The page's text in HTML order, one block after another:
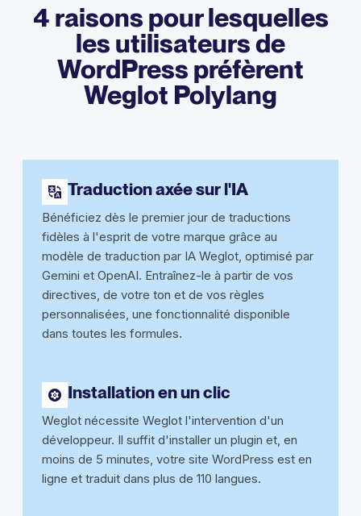
4 raisons pour lesquelles
les utilisateurs de
WordPress préfèrent
Weglot Polylang
Traduction axée sur l'IA
Bénéficiez dès le premier jour de traductions
fidèles à l'esprit de votre marque grâce au
modèle de traduction par IA Weglot, optimisé par
Gemini et OpenAI. Entraînez-le à partir de vos
directives, de votre ton et de vos règles
personnalisées, une fonctionnalité disponible
dans toutes les formules.
Installation en un clic
Weglot nécessite Weglot l'intervention d'un
développeur. Il suffit d'installer un plugin et, en
moins de 5 minutes, votre site WordPress est en
ligne et traduit dans plus de 110 langues.